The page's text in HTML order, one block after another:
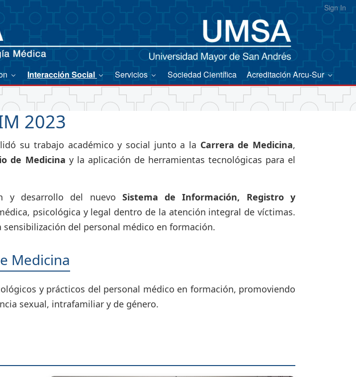
Sign In
Interacción Social Servicios Sociedad Científica Acreditación Arcu-Sur
2023
su trabajo académico y social junto a la Carrera de Medicina,
de Medicina y la aplicación de herramientas tecnológicas para el
y desarrollo del nuevo Sistema de Información, Registro y
psicológica y legal dentro de la atención integral de víctimas.
del personal médico en formación.
Medicina
y prácticos del personal médico en formación, promoviendo
sexual, intrafamiliar y de género.